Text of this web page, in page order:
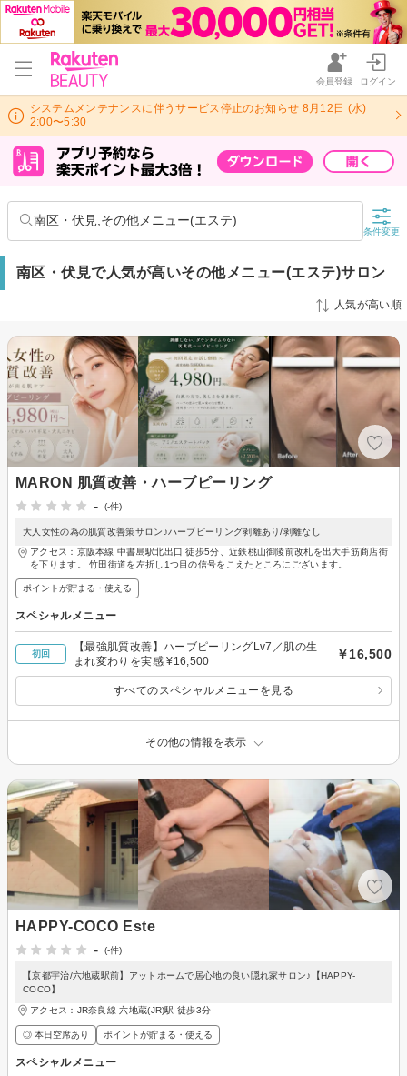
会員登録 ログイン
システムメンテナンスに伴うサービス停止のお知らせ 8月12日 (水)
2:00〜5:30
南区・伏見,その他メニュー(エステ)
条件変更
南区・伏見で人気が高いその他メニュー(エステ)サロン
人気が高い順
MARON 肌質改善・ハーブピーリング
-
(-件)
大人女性の為の肌質改善策サロン♪ハーブピーリング剥離あり/剥離なし
アクセス：京阪本線 中書島駅北出口 徒歩5分、近鉄桃山御陵前改札を出大手筋商店街
を下ります。 竹田街道を左折し1つ目の信号をこえたところにございます。
ポイントが貯まる・使える
スペシャルメニュー
初回
【最強肌質改善】ハーブピーリングLv7／肌の生
まれ変わりを実感 ¥16,500
￥16,500
すべてのスペシャルメニューを見る
その他の情報を表示
HAPPY-COCO Este
-
(-件)
【京都宇治/六地蔵駅前】アットホームで居心地の良い隠れ家サロン♪【HAPPY-
COCO】
アクセス：JR奈良線 六地蔵(JR)駅 徒歩3分
◎ 本日空席あり ポイントが貯まる・使える
スペシャルメニュー